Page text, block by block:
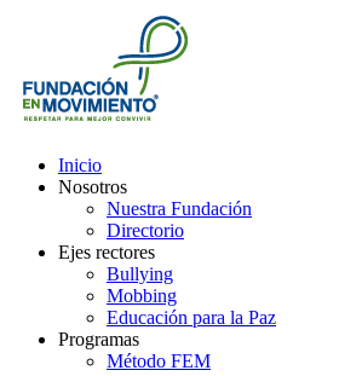
Inicio
Nosotros
Nuestra Fundación
Directorio
Ejes rectores
Bullying
Mobbing
Educación para la Paz
Programas
Método FEM